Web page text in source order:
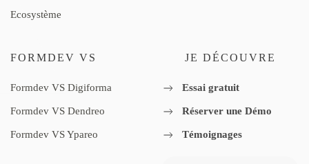
Ecosystème
FORMDEV VS
Formdev VS Digiforma
Formdev VS Dendreo
Formdev VS Ypareo
JE DÉCOUVRE
Essai gratuit
Réserver une Démo
Témoignages